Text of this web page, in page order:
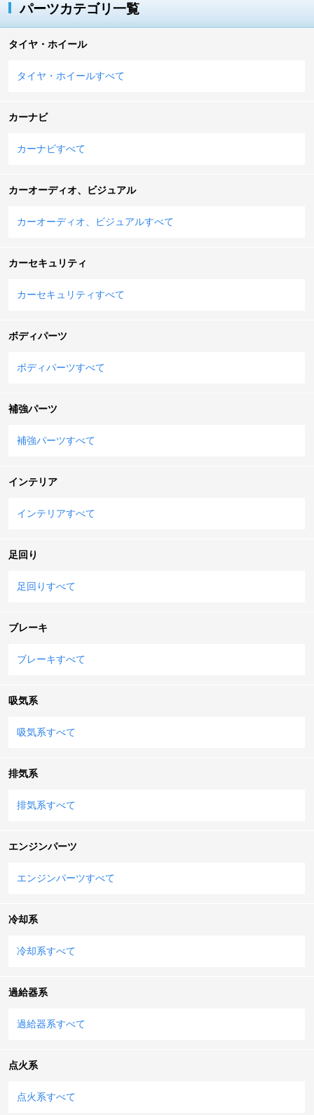
パーツカテゴリ一覧
タイヤ・ホイール
タイヤ・ホイールすべて
カーナビ
カーナビすべて
カーオーディオ、ビジュアル
カーオーディオ、ビジュアルすべて
カーセキュリティ
カーセキュリティすべて
ボディパーツ
ボディパーツすべて
補強パーツ
補強パーツすべて
インテリア
インテリアすべて
足回り
足回りすべて
ブレーキ
ブレーキすべて
吸気系
吸気系すべて
排気系
排気系すべて
エンジンパーツ
エンジンパーツすべて
冷却系
冷却系すべて
過給器系
過給器系すべて
点火系
点火系すべて